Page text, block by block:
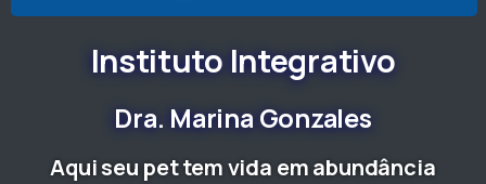
Instituto Integrativo
Dra. Marina Gonzales
Aqui seu pet tem vida em abundância